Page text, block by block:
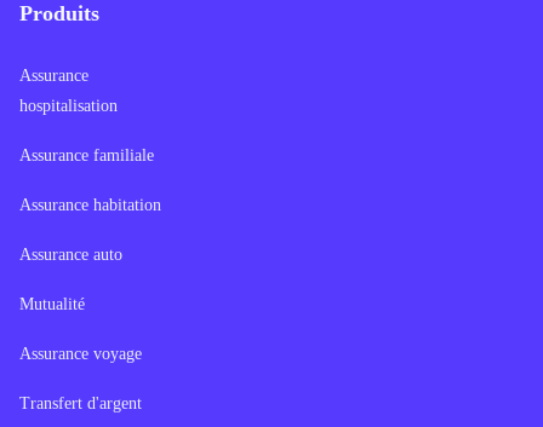
Produits
Assurance
hospitalisation
Assurance familiale
Assurance habitation
Assurance auto
Mutualité
Assurance voyage
Transfert d'argent